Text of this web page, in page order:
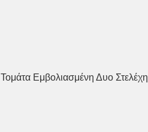
Τομάτα Εμβολιασμένη Δυο Στελέχη